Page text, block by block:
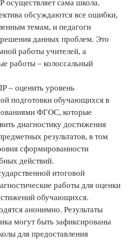
осуществляет сама школа.
обсуждаются все ошибки,
темам, и педагоги
данных проблем. Это
работы учителей, а
работы – колоссальный
– оценить уровень
подготовки обучающихся в
ФГОС, которые
диагностику достижения
результатов, в том
сформированности
действий.
итоговой
работы для оценки
обучающихся.
анонимно. Результаты
могут быть зафиксированы
для предоставления